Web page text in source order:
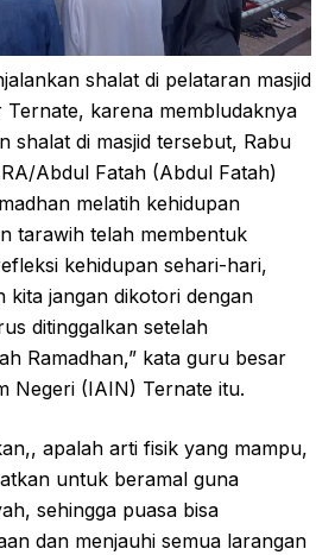
shalat di pelataran masjid
karena membludaknya
shalat di masjid tersebut, Rabu
Abdul Fatah (Abdul Fatah)
melatih kehidupan
tarawih telah membentuk
kehidupan sehari-hari,
kita jangan dikotori dengan
ditinggalkan setelah
Ramadhan,” kata guru besar
Negeri (IAIN) Ternate itu.
apalah arti fisik yang mampu,
untuk beramal guna
sehingga puasa bisa
dan menjauhi semua larangan